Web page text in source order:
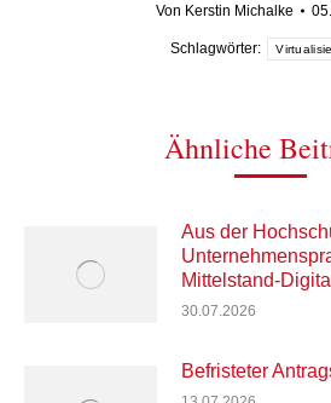
Von Kerstin Michalke
Schlagwörter:
Ähnliche
Aus der
Mittelstand-
30.07.2026
Befristeter